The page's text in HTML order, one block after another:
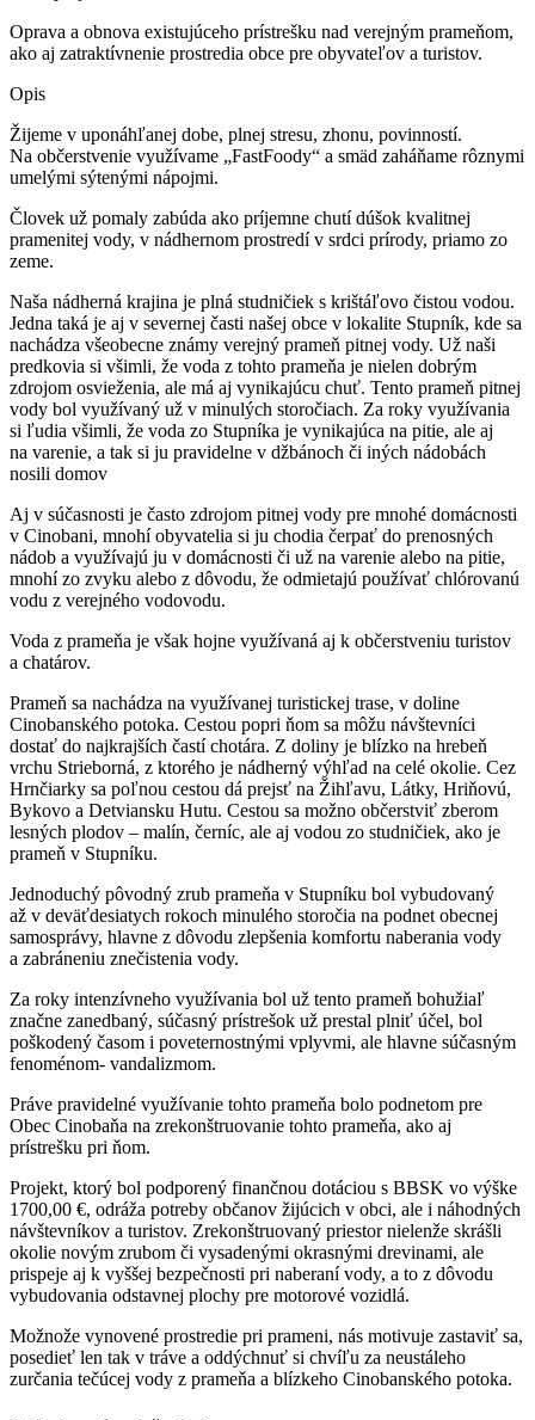
Oprava a obnova existujúceho prístrešku nad verejným prameňom,
ako aj zatraktívnenie prostredia obce pre obyvateľov a turistov.
Opis
Žijeme v uponáhľanej dobe, plnej stresu, zhonu, povinností.
Na občerstvenie využívame „FastFoody“ a smäd zaháňame rôznymi
umelými sýtenými nápojmi.
Človek už pomaly zabúda ako príjemne chutí dúšok kvalitnej
pramenitej vody, v nádhernom prostredí v srdci prírody, priamo zo
zeme.
Naša nádherná krajina je plná studničiek s krištáľovo čistou vodou.
Jedna taká je aj v severnej časti našej obce v lokalite Stupník, kde sa
nachádza všeobecne známy verejný prameň pitnej vody. Už naši
predkovia si všimli, že voda z tohto prameňa je nielen dobrým
zdrojom osvieženia, ale má aj vynikajúcu chuť. Tento prameň pitnej
vody bol využívaný už v minulých storočiach. Za roky využívania
si ľudia všimli, že voda zo Stupníka je vynikajúca na pitie, ale aj
na varenie, a tak si ju pravidelne v džbánoch či iných nádobách
nosili domov
Aj v súčasnosti je často zdrojom pitnej vody pre mnohé domácnosti
v Cinobani, mnohí obyvatelia si ju chodia čerpať do prenosných
nádob a využívajú ju v domácnosti či už na varenie alebo na pitie,
mnohí zo zvyku alebo z dôvodu, že odmietajú používať chlórovanú
vodu z verejného vodovodu.
Voda z prameňa je však hojne využívaná aj k občerstveniu turistov
a chatárov.
Prameň sa nachádza na využívanej turistickej trase, v doline
Cinobanského potoka. Cestou popri ňom sa môžu návštevníci
dostať do najkrajších častí chotára. Z doliny je blízko na hrebeň
vrchu Strieborná, z ktorého je nádherný výhľad na celé okolie. Cez
Hrnčiarky sa poľnou cestou dá prejsť na Žihľavu, Látky, Hriňovú,
Bykovo a Detviansku Hutu. Cestou sa možno občerstviť zberom
lesných plodov – malín, černíc, ale aj vodou zo studničiek, ako je
prameň v Stupníku.
Jednoduchý pôvodný zrub prameňa v Stupníku bol vybudovaný
až v deväťdesiatych rokoch minulého storočia na podnet obecnej
samosprávy, hlavne z dôvodu zlepšenia komfortu naberania vody
a zabráneniu znečistenia vody.
Za roky intenzívneho využívania bol už tento prameň bohužiaľ
značne zanedbaný, súčasný prístrešok už prestal plniť účel, bol
poškodený časom i poveternostnými vplyvmi, ale hlavne súčasným
fenoménom- vandalizmom.
Práve pravidelné využívanie tohto prameňa bolo podnetom pre
Obec Cinobaňa na zrekonštruovanie tohto prameňa, ako aj
prístrešku pri ňom.
Projekt, ktorý bol podporený finančnou dotáciou s BBSK vo výške
1700,00 €, odráža potreby občanov žijúcich v obci, ale i náhodných
návštevníkov a turistov. Zrekonštruovaný priestor nielenže skrášli
okolie novým zrubom či vysadenými okrasnými drevinami, ale
prispeje aj k vyššej bezpečnosti pri naberaní vody, a to z dôvodu
vybudovania odstavnej plochy pre motorové vozidlá.
Možnože vynovené prostredie pri prameni, nás motivuje zastaviť sa,
posedieť len tak v tráve a oddýchnuť si chvíľu za neustáleho
zurčania tečúcej vody z prameňa a blízkeho Cinobanského potoka.